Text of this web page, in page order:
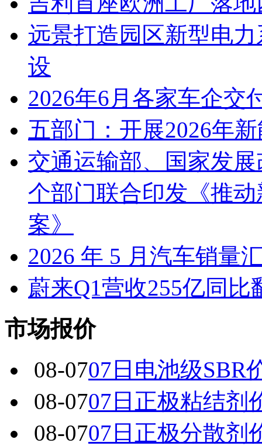
远景打造园区新型电
设
2026年6月各家车企交
五部门：开展2026年
交通运输部、国家发
个部门联合印发《推
案》
2026 年 5 月汽车销量
蔚来Q1营收255亿同
市场报价
08-0707日电池级SBR
08-0707日正极粘结剂
08-0707日正极分散剂